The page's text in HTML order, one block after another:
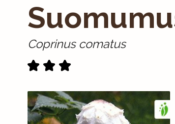
Coprinus comatus